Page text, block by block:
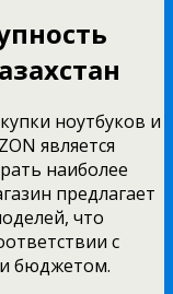
ноутбуков и
является
наиболее
предлагает
что
с
бюджетом.